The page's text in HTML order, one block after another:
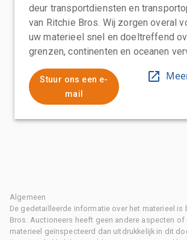
deur transportdiensten en
van Ritchie Bros. Wij zorgen overal
uw materieel snel en doeltreffend
grenzen, continenten en oceanen
Stuur ons een e-
mail
Algemeen
De gedetailleerde informatie over het materieel is
Bros. Auctioneers heeft geen andere aspecten of
materieel geïnspecteerd dan uitdrukkelijk in dit